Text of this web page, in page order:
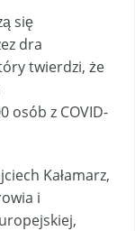
się
dra
twierdzi, że
osób z COVID-
Kałamarz,
i